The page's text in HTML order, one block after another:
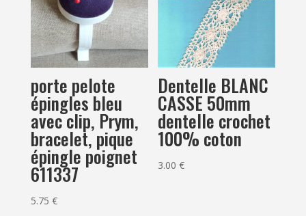
porte pelote
épingles bleu
avec clip, Prym,
bracelet, pique
épingle poignet
611337
5.75 €
Dentelle BLANC
CASSE 50mm
dentelle crochet
100% coton
3.00€